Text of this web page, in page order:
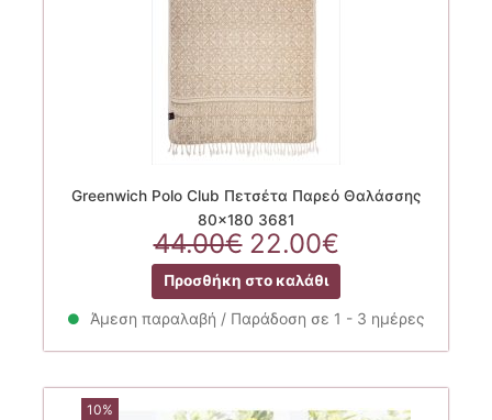
Greenwich Polo Club Πετσέτα Παρεό Θαλάσσης
80×180 3681
44.00€ Original
price
was:
44.00€.
22.00€Η
τρέχουσα
τιμή
είναι:
Προσθήκη στο καλάθι
Άμεση παραλαβή / Παράδοση σε 1 - 3 ημέρες
10%